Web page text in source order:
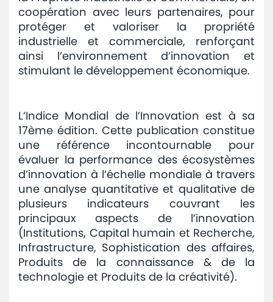
coopération avec leurs partenaires, pour
protéger et valoriser la propriété
industrielle et commerciale, renforçant
ainsi l’environnement d’innovation et
stimulant le développement économique.
L’Indice Mondial de l’Innovation est à sa
17ème édition. Cette publication constitue
une référence incontournable pour
évaluer la performance des écosystèmes
d’innovation à l’échelle mondiale à travers
une analyse quantitative et qualitative de
plusieurs indicateurs couvrant les
principaux aspects de l’innovation
(Institutions, Capital humain et Recherche,
Infrastructure, Sophistication des affaires,
Produits de la connaissance & de la
technologie et Produits de la créativité).